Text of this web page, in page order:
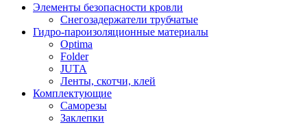
Элементы безопасности кровли
Снегозадержатели трубчатые
Гидро-пароизоляционные материалы
Optima
Folder
JUTA
Ленты, скотчи, клей
Комплектующие
Саморезы
Заклепки